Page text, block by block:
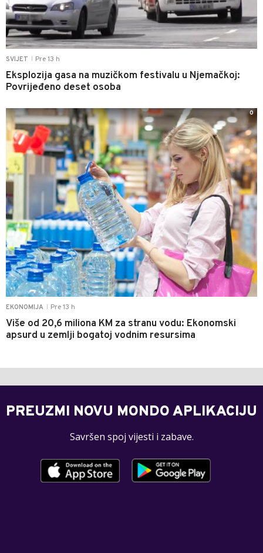
SVIJET Pre 13 h
Eksplozija gasa na muzičkom festivalu u Njemačkoj:
Povrijeđeno deset osoba
EKONOMIJA Pre 13 h
Više od 20,6 miliona KM za stranu vodu: Ekonomski
apsurd u zemlji bogatoj vodnim resursima
0
PREUZMI NOVU MONDO APLIKACIJU
Savršen spoj vijesti i zabave.